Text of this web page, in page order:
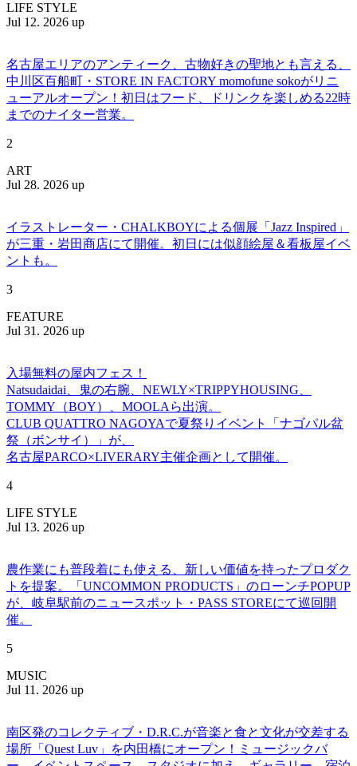
LIFE STYLE
Jul 12. 2026 up
名古屋エリアのアンティーク、古物好きの聖地とも言える、
中川区百船町・STORE IN FACTORY momofune sokoがリニ
ューアルオープン！初日はフード、ドリンクを楽しめる22時
までのナイター営業。
2
ART
Jul 28. 2026 up
イラストレーター・CHALKBOYによる個展「Jazz Inspired」
が三重・岩田商店にて開催。初日には似顔絵屋＆看板屋イベ
ントも。
3
FEATURE
Jul 31. 2026 up
入場無料の屋内フェス！
Natsudaidai、鬼の右腕、NEWLY×TRIPPYHOUSING、
TOMMY（BOY）、MOOLAら出演。
CLUB QUATTRO NAGOYAで夏祭りイベント「ナゴパル盆
祭（ボンサイ）」が、
名古屋PARCO×LIVERARY主催企画として開催。
4
LIFE STYLE
Jul 13. 2026 up
農作業にも普段着にも使える、新しい価値を持ったプロダク
トを提案。「UNCOMMON PRODUCTS」のローンチPOPUP
が、岐阜駅前のニュースポット・PASS STOREにて巡回開
催。
5
MUSIC
Jul 11. 2026 up
南区発のコレクティブ・D.R.C.が⾳楽と⾷と⽂化が交差する
場所「Quest Luv」を内田橋にオープン！ミュージックバ